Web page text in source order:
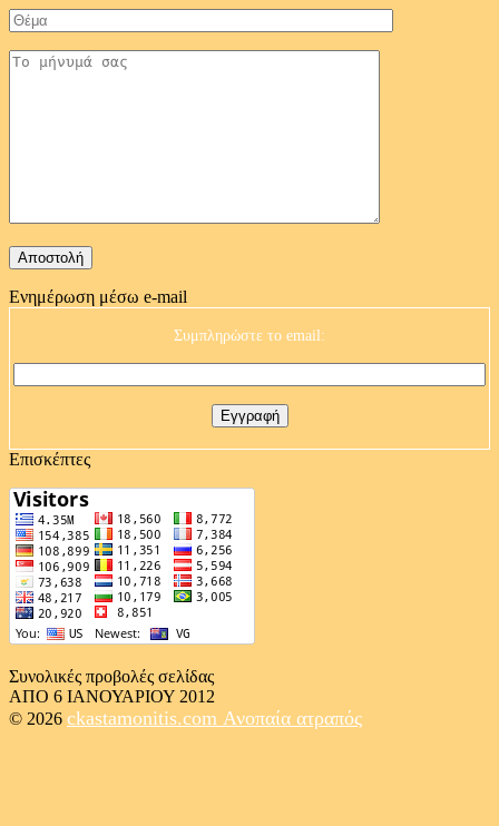
Ενημέρωση μέσω e-mail
Συμπληρώστε το email:
Επισκέπτες
Συνολικές προβολές σελίδας
ΑΠΟ 6 ΙΑΝΟΥΑΡΙΟΥ 2012
© 2026 ckastamonitis.com Ανοπαία ατραπός